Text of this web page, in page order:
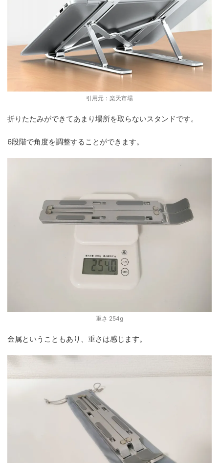
引用元：楽天市場
折りたたみができてあまり場所を取らないスタンドです。
6段階で角度を調整することができます。
重さ 254g
金属ということもあり、重さは感じます。